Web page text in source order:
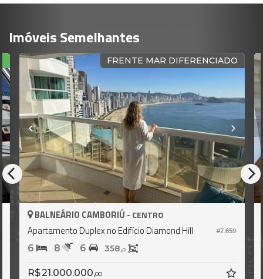
Imóveis Semelhantes
FRENTE MAR DIFERENCIADO
#2.659
BALNEÁRIO CAMBORIÚ - CENTRO
Apartamento Duplex no Edifício Diamond Hill
6 8 6 358,0
R$ 21.000.000,00